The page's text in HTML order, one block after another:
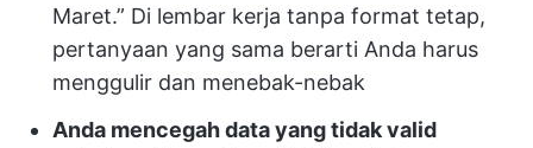
Maret.” Di lembar kerja tanpa format tetap,
pertanyaan yang sama berarti Anda harus
menggulir dan menebak-nebak
Anda mencegah data yang tidak valid